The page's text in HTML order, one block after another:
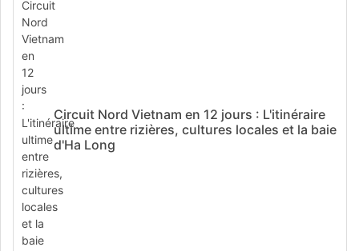
Circuit Nord Vietnam en 12 jours : L'itinéraire
ultime entre rizières, cultures locales et la baie
d'Ha Long